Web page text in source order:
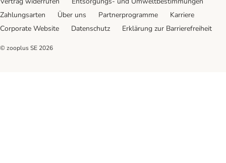
Zahlungsarten
Über uns Partnerprogramme
Karriere
Corporate Website
Datenschutz Erklärung zur Barrierefreiheit
© zooplus SE 2026